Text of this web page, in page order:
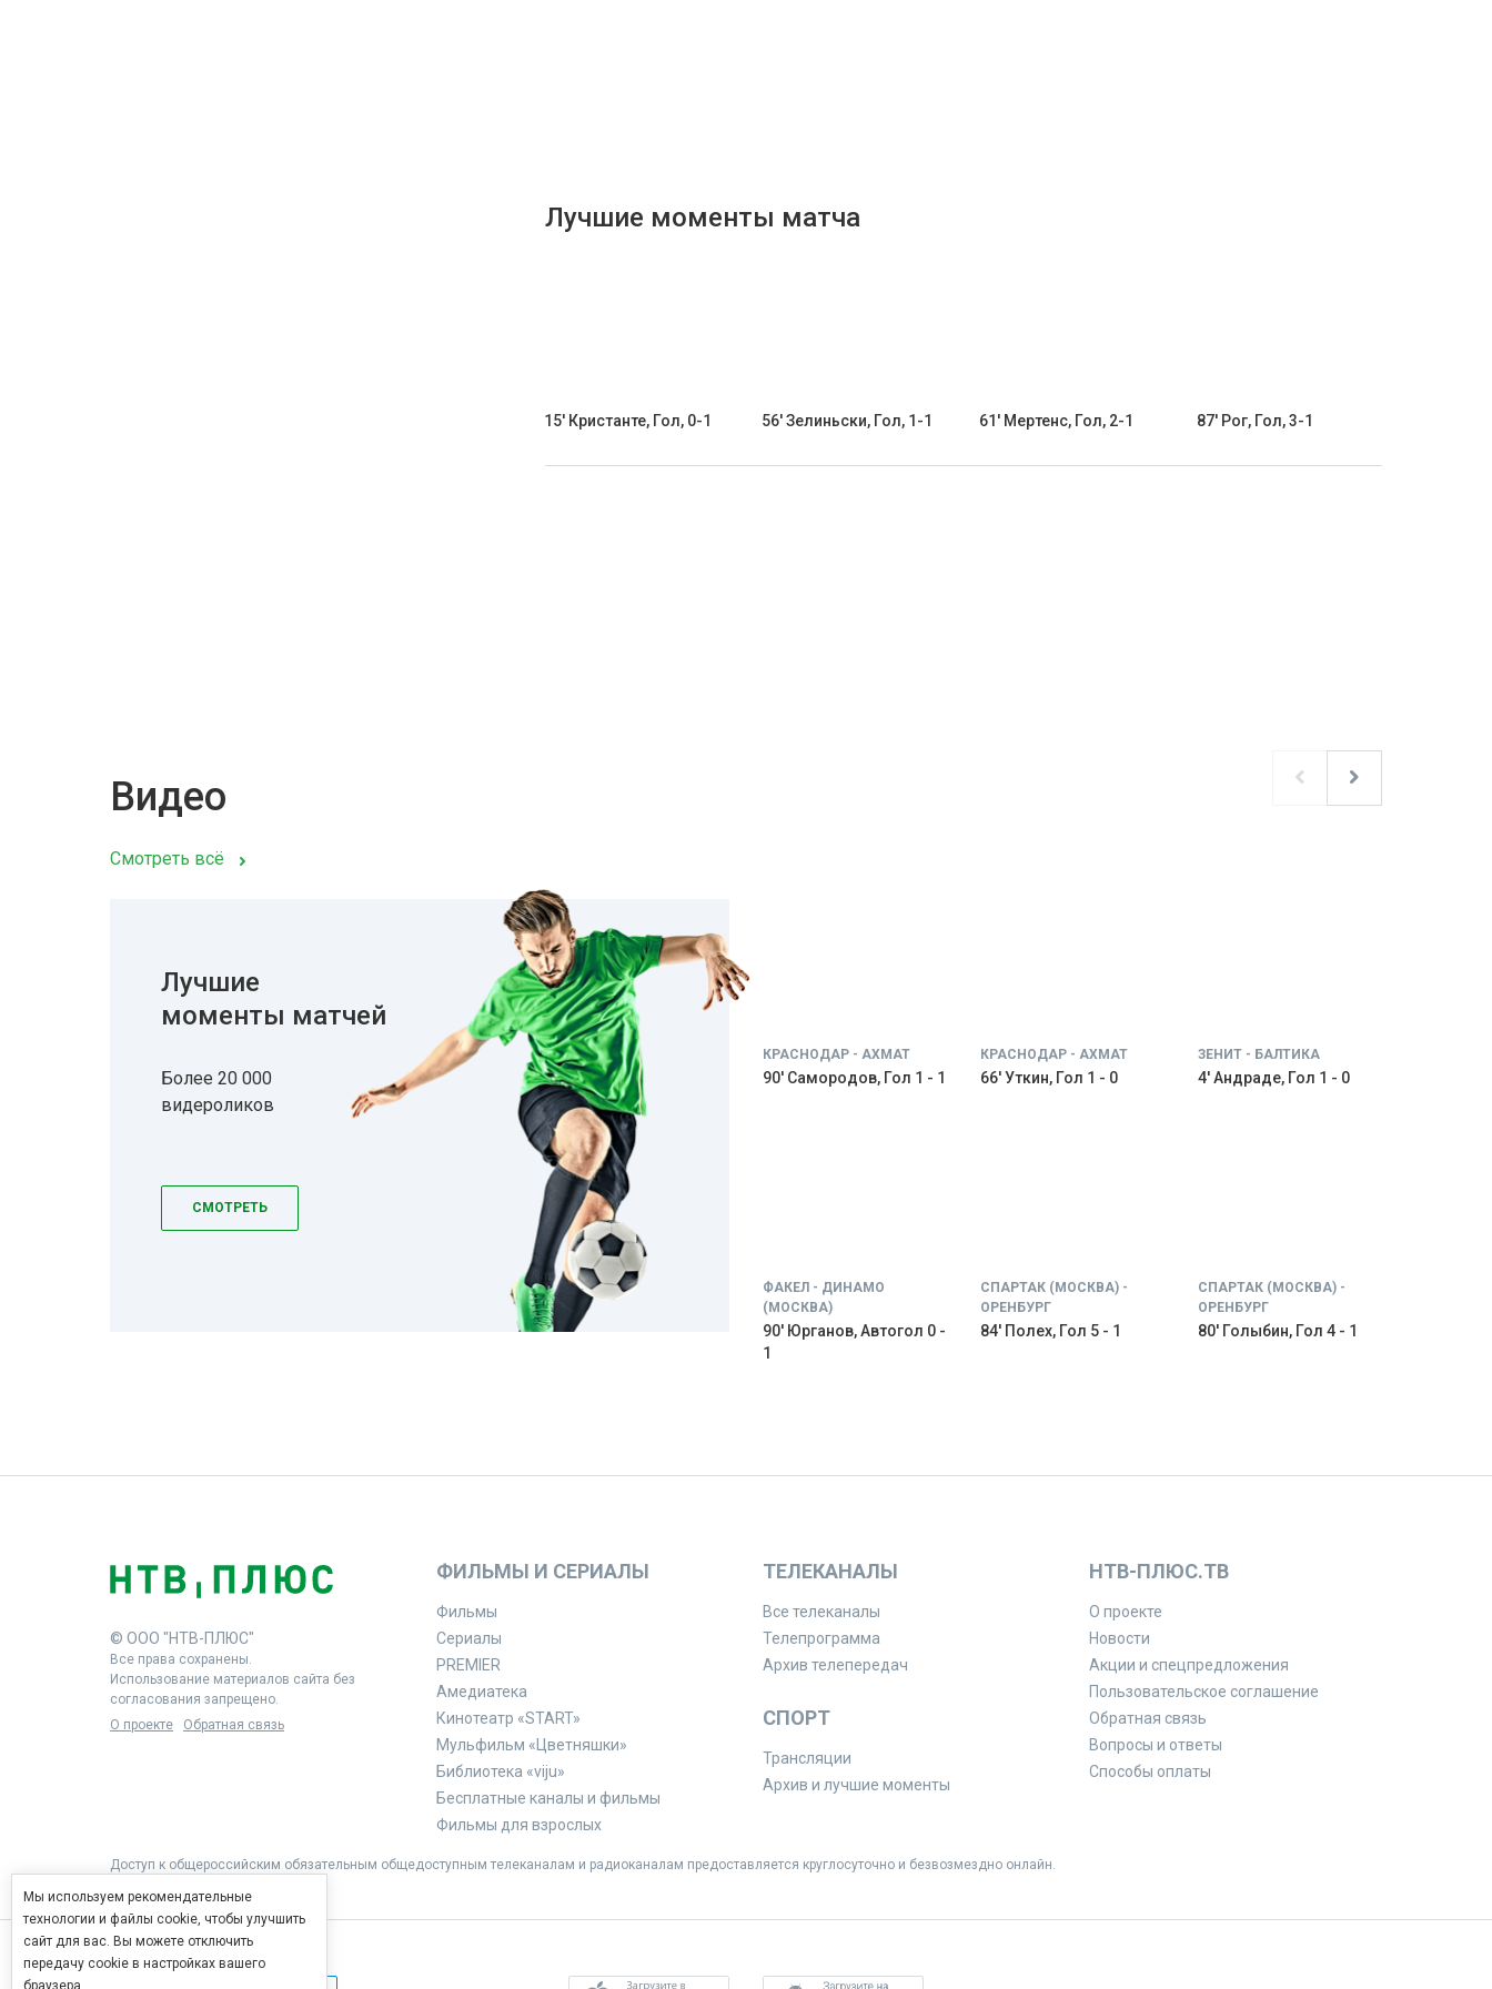
Лучшие моменты матча
15' Кристанте, Гол, 0-1 56' Зелиньски, Гол, 1-1 61' Мертенс, Гол, 2-1 87' Рог, Гол, 3-1
Видео
Смотреть всё
Лучшие
моменты матчей
Более 20 000
видероликов
СМОТРЕТЬ
КРАСНОДАР - АХМАТ
90' Самородов, Гол 1 - 1
КРАСНОДАР - АХМАТ
66' Уткин, Гол 1 - 0
ЗЕНИТ - БАЛТИКА
4' Андраде, Гол 1 - 0
ФАКЕЛ - ДИНАМО
(МОСКВА)
90' Юрганов, Автогол 0 -
1
СПАРТАК (МОСКВА) -
ОРЕНБУРГ
84' Полех, Гол 5 - 1
СПАРТАК (МОСКВА) -
ОРЕНБУРГ
80' Голыбин, Гол 4 - 1
© ООО "НТВ-ПЛЮС"
Все права сохранены.
Использование материалов сайта без
согласования запрещено.
О проекте
Обратная связь
ФИЛЬМЫ И СЕРИАЛЫ
Фильмы
Сериалы
PREMIER
Амедиатека
Кинотеатр «START»
Мульфильм «Цветняшки»
Библиотека «viju»
Бесплатные каналы и фильмы
Фильмы для взрослых
ТЕЛЕКАНАЛЫ
Все телеканалы
Телепрограмма
Архив телепередач
СПОРТ
Трансляции
Архив и лучшие моменты
НТВ-ПЛЮС.ТВ
О проекте
Новости
Акции и спецпредложения
Пользовательское соглашение
Обратная связь
Вопросы и ответы
Способы оплаты
Доступ к общероссийским обязательным общедоступным телеканалам и радиоканалам предоставляется круглосуточно и безвозмездно онлайн.
Мы используем рекомендательные
технологии и файлы cookie, чтобы улучшить
сайт для вас. Вы можете отключить
передачу cookie в настройках вашего
браузера